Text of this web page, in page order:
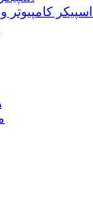
اسپیکر